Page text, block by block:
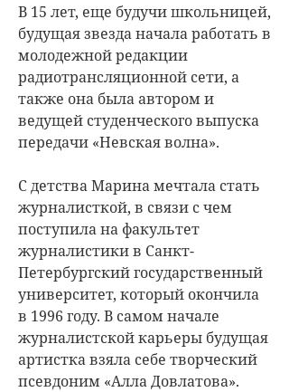
В 15 лет, еще будучи школьницей,
будущая звезда начала работать в
молодежной редакции
радиотрансляционной сети, а
также она была автором и
ведущей студенческого выпуска
передачи «Невская волна».
С детства Марина мечтала стать
журналисткой, в связи с чем
поступила на факультет
журналистики в Санкт-
Петербургский государственный
университет, который окончила
в 1996 году. В самом начале
журналистской карьеры будущая
артистка взяла себе творческий
псевдоним «Алла Довлатова».